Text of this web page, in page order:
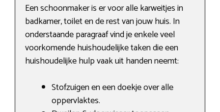
Een schoonmaker is er voor alle karweitjes in
badkamer, toilet en de rest van jouw huis. In
onderstaande paragraaf vind je enkele veel
voorkomende huishoudelijke taken die een
huishoudelijke hulp vaak uit handen neemt:
Stofzuigen en een doekje over alle
oppervlaktes.